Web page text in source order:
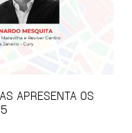
APRESENTA OS